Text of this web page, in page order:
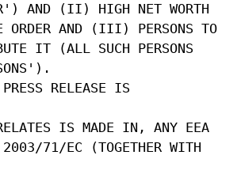
AND (II) HIGH NET WORTH
AND (III) PERSONS TO
IT (ALL SUCH PERSONS
RELEASE IS
IS MADE IN, ANY EEA
2003/71/EC (TOGETHER WITH